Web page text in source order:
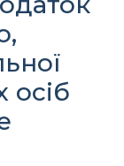
осіб